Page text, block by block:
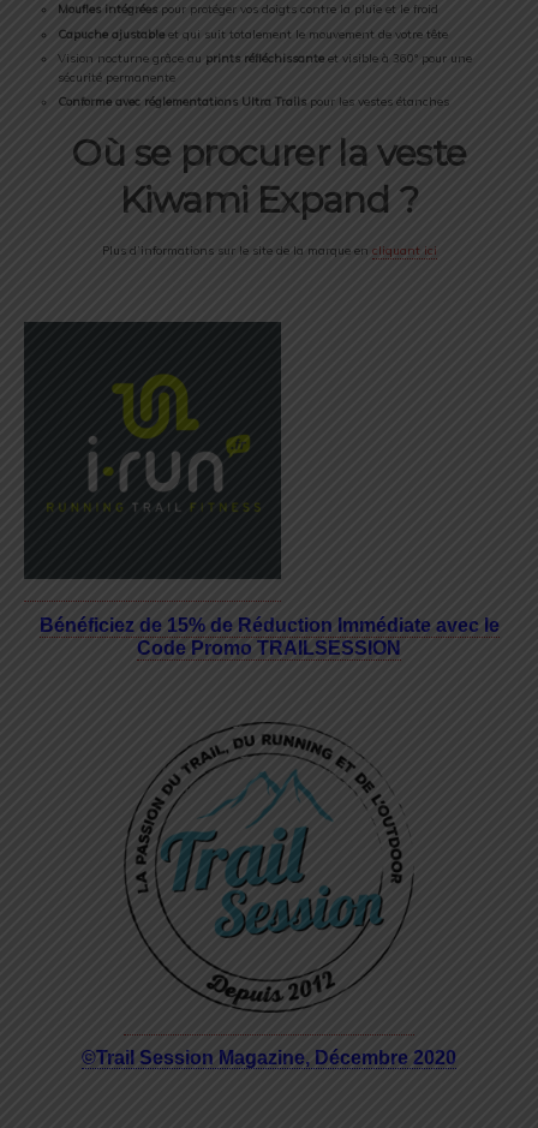
Moufles intégrées pour protéger vos doigts contre la pluie et le froid
Capuche ajustable et qui suit totalement le mouvement de votre tête
Vision nocturne grâce au prints réfléchissante et visible à 360° pour une
sécurité permanente
Conforme avec réglementations Ultra Trails pour les vestes étanches
Où se procurer la veste
Kiwami Expand ?
Plus d’informations sur le site de la marque en cliquant ici
Bénéficiez de 15% de Réduction Immédiate avec le
Code Promo TRAILSESSION
©Trail Session Magazine, Décembre 2020